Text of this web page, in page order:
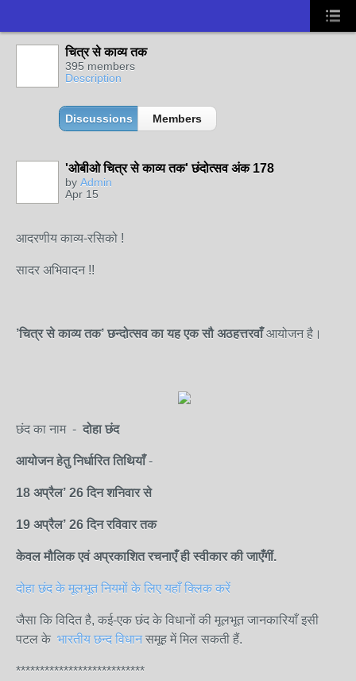
चित्र से काव्य तक
395 members
Description
Discussions Members
'ओबीओ चित्र से काव्य तक' छंदोत्सव अंक 178
by Admin
Apr 15
आदरणीय काव्य-रसिको !
सादर अभिवादन !!
’चित्र से काव्य तक’ छन्दोत्सवका यह एकसौ अठहत्तरवाँआयोजन है।
छंद का नाम - दोहा छंद
आयोजन हेतु निर्धारित तिथियाँ-
18 अप्रैल’ 26 दिन शनिवार से
19 अप्रैल’ 26 दिन रविवार तक
केवल मौलिक एवं अप्रकाशित रचनाएँ ही स्वीकार की जाएँगीं.
दोहा छंद के मूलभूत नियमों के लिए यहाँ क्लिक करें
जैसा कि विदित है, कई-एक छंद के विधानों की मूलभूत जानकारियाँ इसी
पटल के भारतीय छन्द विधानसमूह में मिल सकती हैं.
***************************